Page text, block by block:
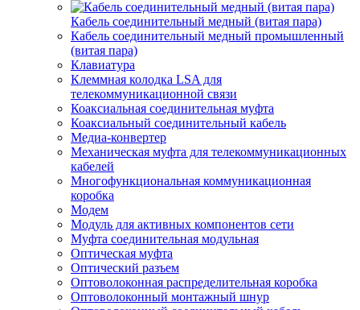
Кабель соединительный медный (витая пара)
Кабель соединительный медный промышленный
(витая пара)
Клавиатура
Клеммная колодка LSA для
телекоммуникационной связи
Коаксиальная соединительная муфта
Коаксиальный соединительный кабель
Медиа-конвертер
Механическая муфта для телекоммуникационных
кабелей
Многофункциональная коммуникационная
коробка
Модем
Модуль для активных компонентов сети
Муфта соединительная модульная
Оптическая муфта
Оптический разъем
Оптоволоконная распределительная коробка
Оптоволоконный монтажный шнур